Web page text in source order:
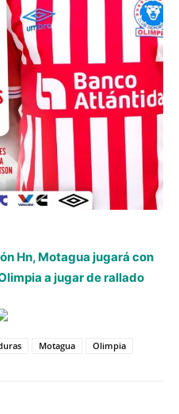
Hn, Motagua jugará con
a jugar de rallado
Motagua Olimpia